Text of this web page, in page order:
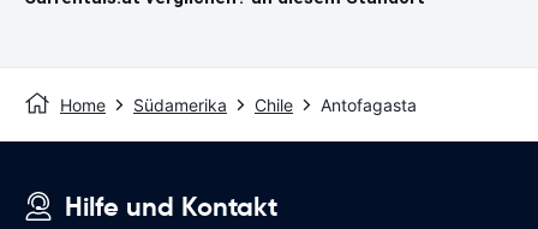
Home Südamerika Chile Antofagasta
Hilfe und Kontakt